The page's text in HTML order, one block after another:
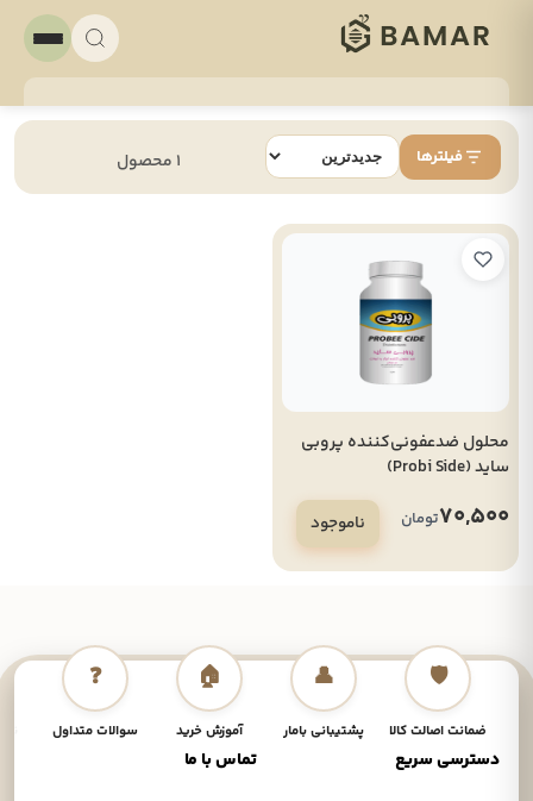
فیلترها
محلول ضدعفونی‌کننده پروبی
ساید (Probi Side)
70,500تومان ناموجود
🛡️
ضمانت اصالت کالا
👤
پشتیبانی بامار
🏠
آموزش خرید
❓
سوالات متداول
دسترسی سریع تماس با ما